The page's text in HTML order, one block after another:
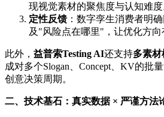
现视觉素材的聚焦度与认知难度
定性反馈 ：数字孪生消费者明
及"风险点在哪里"，让优化方向
此外， 益普索Testing AI还支持多素
成对多个Slogan、Concept、KV的批
创意决策周期。
二、技术基石：真实数据 × 严谨方法